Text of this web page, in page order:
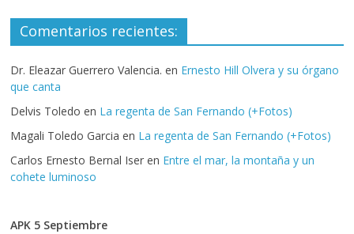
Comentarios recientes:
Dr. Eleazar Guerrero Valencia. en Ernesto Hill Olvera y su órgano
que canta
Delvis Toledo en La regenta de San Fernando (+Fotos)
Magali Toledo Garcia en La regenta de San Fernando (+Fotos)
Carlos Ernesto Bernal Iser en Entre el mar, la montaña y un
cohete luminoso
APK 5 Septiembre